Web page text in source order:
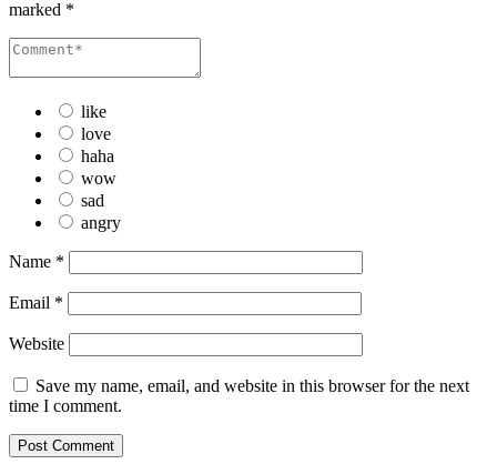
marked *
like
love
haha
wow
sad
angry
Name *
Email *
Website
Save my name, email, and website in this browser for the next
time I comment.